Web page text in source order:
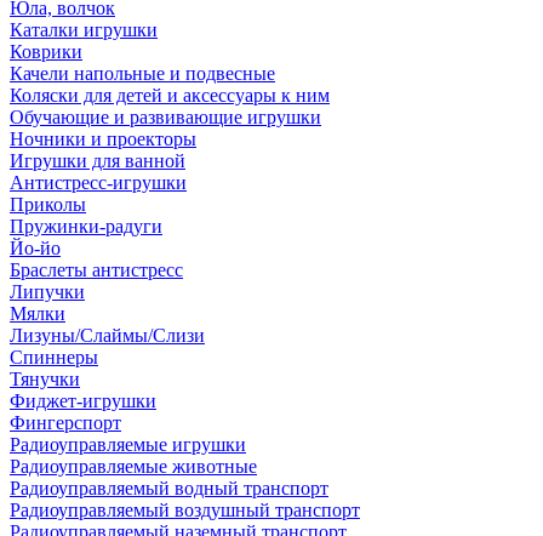
Юла, волчок
Каталки игрушки
Коврики
Качели напольные и подвесные
Коляски для детей и аксессуары к ним
Обучающие и развивающие игрушки
Ночники и проекторы
Игрушки для ванной
Антистресс-игрушки
Приколы
Пружинки-радуги
Йо-йо
Браслеты антистресс
Липучки
Мялки
Лизуны/Слаймы/Слизи
Спиннеры
Тянучки
Фиджет-игрушки
Фингерспорт
Радиоуправляемые игрушки
Радиоуправляемые животные
Радиоуправляемый водный транспорт
Радиоуправляемый воздушный транспорт
Радиоуправляемый наземный транспорт